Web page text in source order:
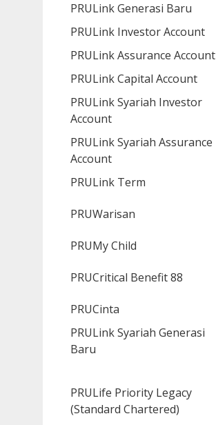
PRULink Generasi Baru
PRULink Investor Account
PRULink Assurance Account
PRULink Capital Account
PRULink Syariah Investor
Account
PRULink Syariah Assurance
Account
PRULink Term
PRUWarisan
PRUMy Child
PRUCritical Benefit 88
PRUCinta
PRULink Syariah Generasi
Baru
PRULife Priority Legacy
(Standard Chartered)